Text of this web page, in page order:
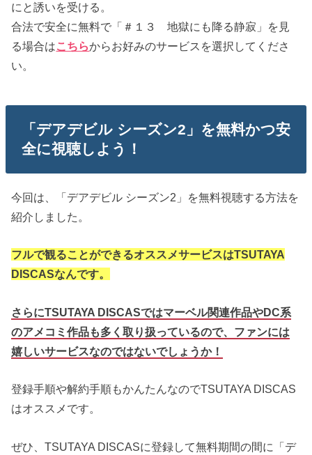
にと誘いを受ける。
合法で安全に無料で「＃１３ 地獄にも降る静寂」を見
る場合はこちらからお好みのサービスを選択してくださ
い。
「デアデビル シーズン2」を無料かつ安
全に視聴しよう！
今回は、「デアデビル シーズン2」を無料視聴する方法を
紹介しました。
フルで観ることができるオススメサービスはTSUTAYA
DISCASなんです。
さらにTSUTAYA DISCASではマーベル関連作品やDC系
のアメコミ作品も多く取り扱っているので、ファンには
嬉しいサービスなのではないでしょうか！
登録手順や解約手順もかんたんなのでTSUTAYA DISCAS
はオススメです。
ぜひ、TSUTAYA DISCASに登録して無料期間の間に「デ